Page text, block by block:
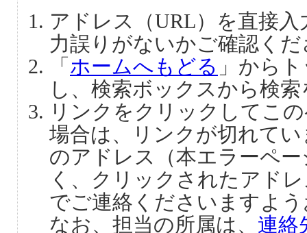
アドレス（URL）を直接
力誤りがないかご確認く
「 ホームへもどる 」から
し、検索ボックスから検
リンクをクリックしてこ
場合は、リンクが切れて
のアドレス（本エラーペ
く、クリックされたアド
でご連絡くださいますよ
なお、担当の所属は、 連絡